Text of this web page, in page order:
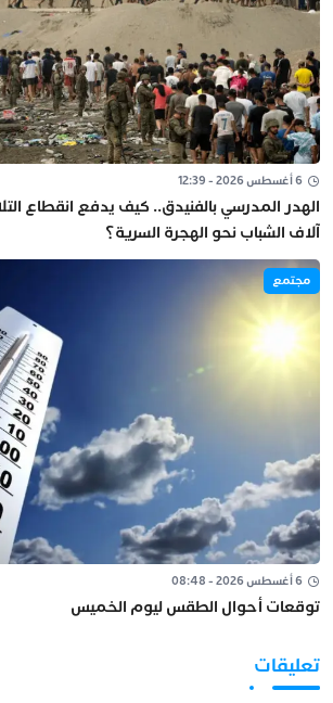
6 أغسطس 2026 - 12:39
الهدر المدرسي بالفنيدق.. كيف يدفع انقطاع
آلاف الشباب نحو الهجرة السرية؟
مجتمع
6 أغسطس 2026 - 08:48
توقعات أحوال الطقس ليوم الخميس
تعليقات